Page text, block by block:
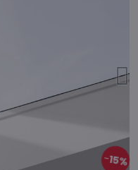
15%